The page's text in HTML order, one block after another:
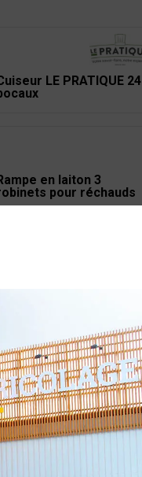
LE PRATIQUE 24
en laiton 3
pour réchauds
Ressorts pour cuiseur
LE PRATIQUE x6
de bocaux
CHEF inox 31L